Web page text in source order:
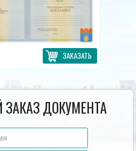
ЗАКАЗАТЬ
ДОКУМЕНТА